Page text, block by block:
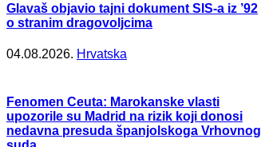
Glavaš objavio tajni dokument SIS-a iz ’92
o stranim dragovoljcima
04.08.2026. Hrvatska
Fenomen Ceuta: Marokanske vlasti
upozorile su Madrid na rizik koji donosi
nedavna presuda španjolskoga Vrhovnog